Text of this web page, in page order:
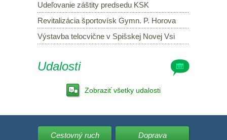
Udeľovanie záštity predsedu KSK
Revitalizácia športovísk Gymn. P. Horova
Výstavba telocvične v Spišskej Novej Vsi
Udalosti
Zobraziť všetky udalosti
Cestovný ruch Doprava